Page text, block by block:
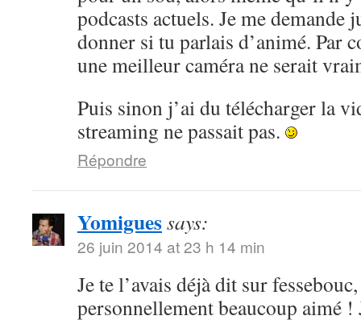
podcasts actuels. Je me demande
donner si tu parlais d’animé. Par
une meilleur caméra ne serait
Puis sinon j’ai du télécharger la
streaming ne passait pas.
Répondre
Yomiguessays:
26 juin 2014 at 23 h 14 min
Je te l’avais déjà dit sur
personnellement beaucoup aimé !